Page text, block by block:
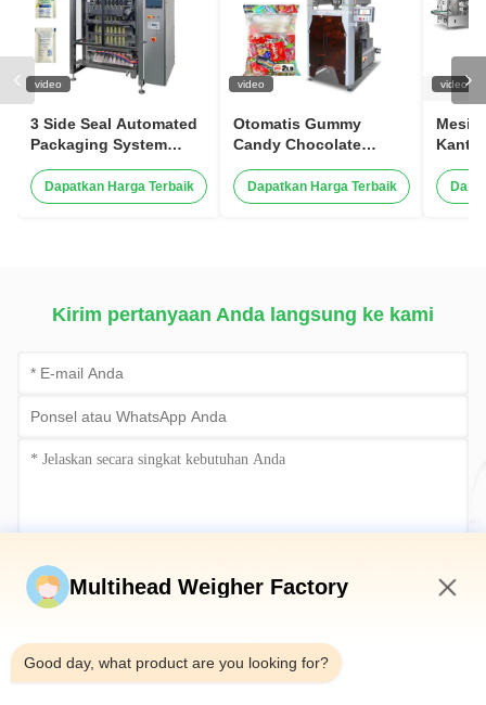
video
3 Side Seal Automated
Packaging System
Liquid Filling Sachet
Mustard Packing
Dapatkan Harga Terbaik
video
Otomatis Gummy
Candy Chocolate
Machine Kecepatan
Tinggi 120BPM Mesin
Dapatkan Harga Terbaik
video
Mesin
Kirim pertanyaan Anda langsung ke kami
Kirim sekarang
Multihead Weigher Factory
Good day, what product are you looking for?